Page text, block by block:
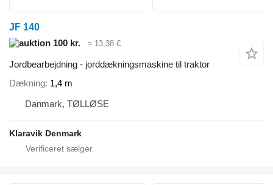
JF 140
100 kr.
≈ 13,38 €
Jordbearbejdning - jorddækningsmaskine til traktor
Dækning 1,4 m
Danmark, TØLLØSE
Klaravik Denmark